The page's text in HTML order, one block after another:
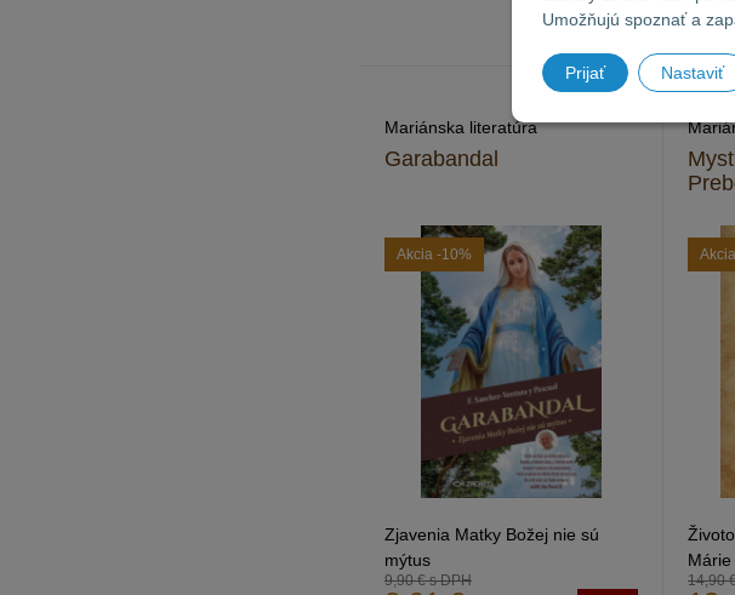
Umožňujú spoznať a
Prijať Nastaviť
Mariánska literatúra
Garabandal
Akcia -10%
Zjavenia Matky Božej nie sú
mýtus
9,90 €s DPH
Akcia
Márie
14,90